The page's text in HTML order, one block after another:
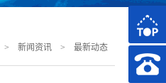
> 新闻资讯 > 最新动态